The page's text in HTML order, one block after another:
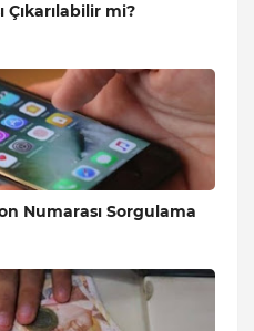
Çıkarılabilir mi?
Numarası Sorgulama